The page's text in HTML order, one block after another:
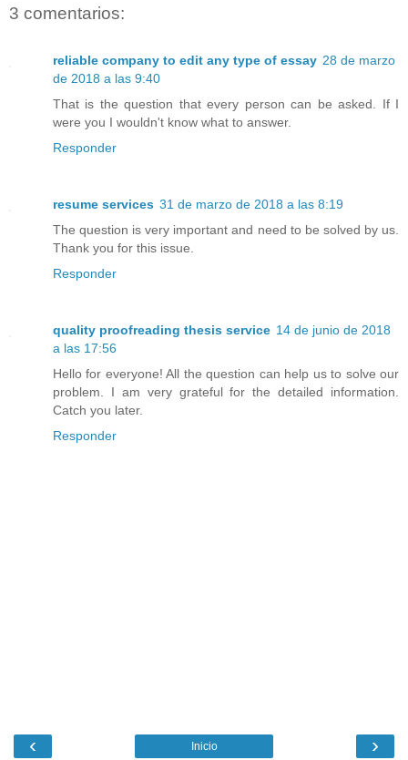
3 comentarios:
reliable company to edit any type of essay 28 de marzo
de 2018 a las 9:40
That is the question that every person can be asked. If I
were you I wouldn't know what to answer.
Responder
resume services 31 de marzo de 2018 a las 8:19
The question is very important and need to be solved by us.
Thank you for this issue.
Responder
quality proofreading thesis service 14 de junio de 2018
a las 17:56
Hello for everyone! All the question can help us to solve our
problem. I am very grateful for the detailed information.
Catch you later.
Responder
‹ ›
Inicio